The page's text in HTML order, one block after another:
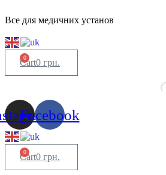
Все для медичних установ
0 грн.
0
Cart
Facebook
0 грн.
0
Cart